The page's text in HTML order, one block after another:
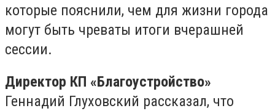
которые пояснили, чем для жизни города
могут быть чреваты итоги вчерашней
сессии.
Директор КП «Благоустройство»
Геннадий Глуховский рассказал, что